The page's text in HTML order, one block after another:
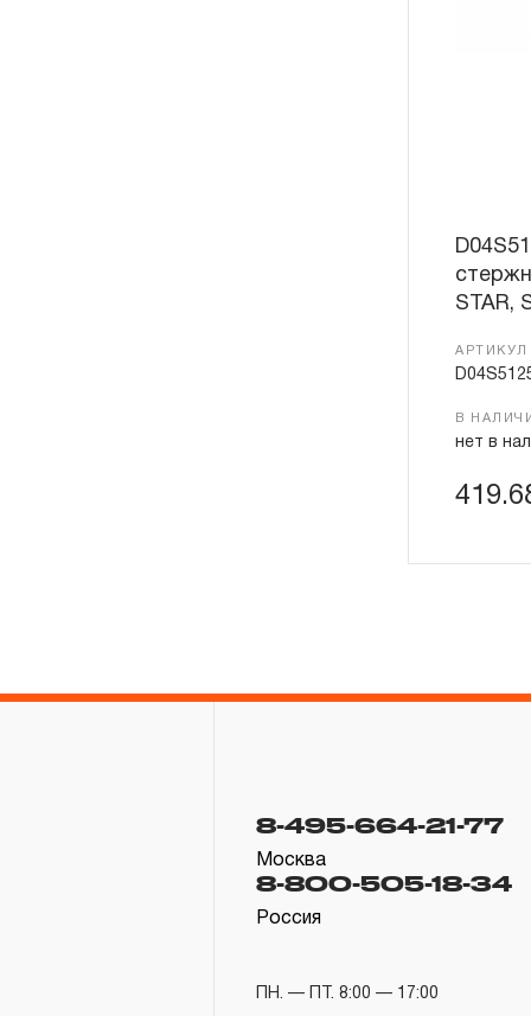
STAR,
АРТИКУЛ
В
нет в
8-495-664-21-77
Москва
8-800-505-18-34
Россия
ПН. — ПТ. 8:00 — 17:00